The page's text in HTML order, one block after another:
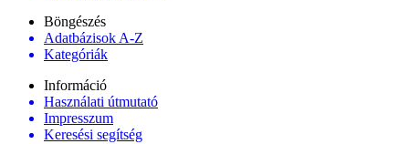
Böngészés
Adatbázisok A-Z
Kategóriák
Információ
Használati útmutató
Impresszum
Keresési segítség